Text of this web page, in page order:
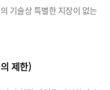
기술상 특별한 지장이 없는
제한)